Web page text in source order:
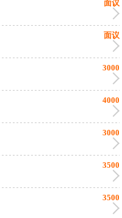
面议
面议
3000
4000
3000
3500
3500